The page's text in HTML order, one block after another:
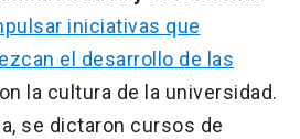
iniciativas que
el desarrollo de las
la cultura de la universidad.
se dictaron cursos de